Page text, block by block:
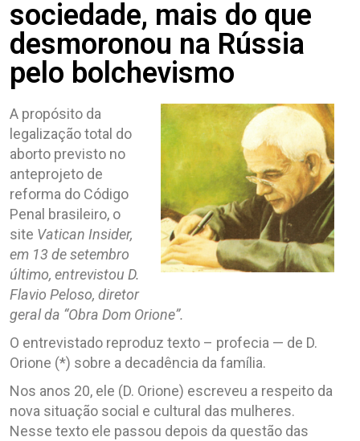
sociedade, mais do que
desmoronou na Rússia
pelo bolchevismo
A propósito da
legalização total do
aborto previsto no
anteprojeto de
reforma do Código
Penal brasileiro, o
site Vatican Insider,
em 13 de setembro
último, entrevistou D.
Flavio Peloso, diretor
geral da “Obra Dom Orione”.
O entrevistado reproduz texto – profecia — de D.
Orione (*) sobre a decadência da família.
Nos anos 20, ele (D. Orione) escreveu a respeito da
nova situação social e cultural das mulheres.
Nesse texto ele passou depois da questão das